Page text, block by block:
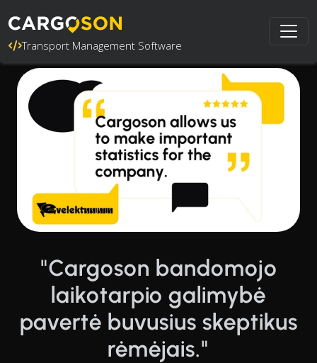
Transport Management Software
"Cargoson bandomojo
laikotarpio galimybė
pavertė buvusius skeptikus
rėmėjais."